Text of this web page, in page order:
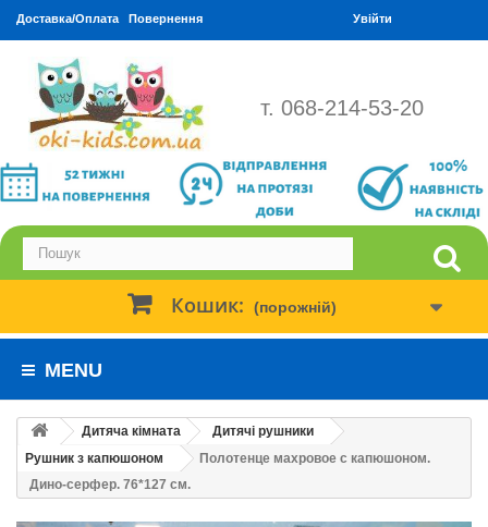
Доставка/Оплата Повернення Увійти
т. 068-214-53-20
Кошик: (порожній)
MENU
Дитяча кімната
Дитячі рушники
Рушник з капюшоном
Полотенце махровое с капюшоном.
Дино-серфер. 76*127 см.